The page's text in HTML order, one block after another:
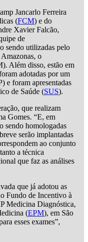
Jancarlo Ferreira
(FCM) e do
Xavier Falcão,
de
sendo utilizadas pelo
o
Além disso, estão em
adotadas por um
e foram apresentadas
de Saúde (SUS).
que realizam
Gomes. “E, em
sendo homologadas
serão implantadas
ao conjunto
a técnica
que faz as análises
que já adotou as
Fundo de Incentivo à
Medicina Diagnóstica,
(EPM), em São
esses exames”,